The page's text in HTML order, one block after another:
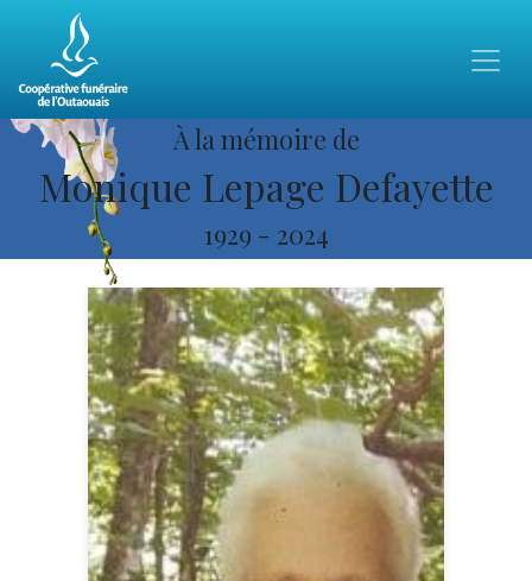
À la mémoire de
Monique Lepage Defayette
1929 - 2024